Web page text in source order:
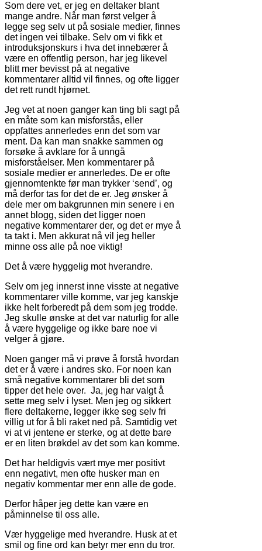
Som dere vet, er jeg en deltaker blant
mange andre. Når man først velger å
legge seg selv ut på sosiale medier, finnes
det ingen vei tilbake. Selv om vi fikk et
introduksjonskurs i hva det innebærer å
være en offentlig person, har jeg likevel
blitt mer bevisst på at negative
kommentarer alltid vil finnes, og ofte ligger
det rett rundt hjørnet.
Jeg vet at noen ganger kan ting bli sagt på
en måte som kan misforstås, eller
oppfattes annerledes enn det som var
ment. Da kan man snakke sammen og
forsøke å avklare for å unngå
misforståelser. Men kommentarer på
sosiale medier er annerledes. De er ofte
gjennomtenkte før man trykker ‘send’, og
må derfor tas for det de er. Jeg ønsker å
dele mer om bakgrunnen min senere i en
annet blogg, siden det ligger noen
negative kommentarer der, og det er mye å
ta takt i. Men akkurat nå vil jeg heller
minne oss alle på noe viktig!
Det å være hyggelig mot hverandre.
Selv om jeg innerst inne visste at negative
kommentarer ville komme, var jeg kanskje
ikke helt forberedt på dem som jeg trodde.
Jeg skulle ønske at det var naturlig for alle
å være hyggelige og ikke bare noe vi
velger å gjøre.
Noen ganger må vi prøve å forstå hvordan
det er å være i andres sko. For noen kan
små negative kommentarer bli det som
tipper det hele over. Ja, jeg har valgt å
sette meg selv i lyset. Men jeg og sikkert
flere deltakerne, legger ikke seg selv fri
villig ut for å bli raket ned på. Samtidig vet
vi at vi jentene er sterke, og at dette bare
er en liten brøkdel av det som kan komme.
Det har heldigvis vært mye mer positivt
enn negativt, men ofte husker man en
negativ kommentar mer enn alle de gode.
Derfor håper jeg dette kan være en
påminnelse til oss alle.
Vær hyggelige med hverandre. Husk at et
smil og fine ord kan betyr mer enn du tror.